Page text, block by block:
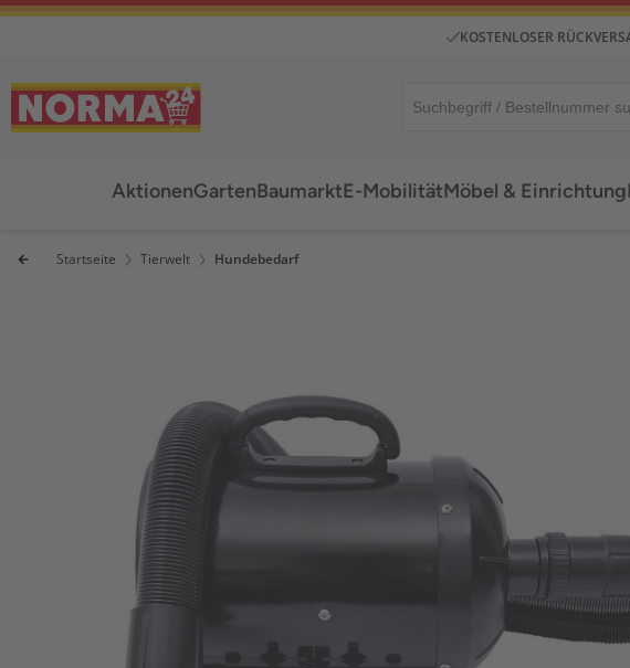
KOSTENLOSER
AktionenGartenBaumarktE-MobilitätMöbel & Einrichtung
Startseite Tierwelt Hundebedarf